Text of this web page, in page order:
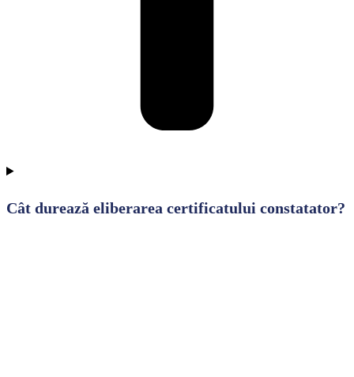
Cât durează eliberarea certificatului constatator?